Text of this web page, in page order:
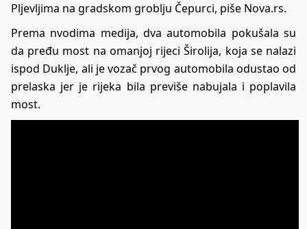
Pljevljima na gradskom groblju Čepurci, piše Nova.rs.
Prema nvodima medija, dva automobila pokušala su
da pređu most na omanjoj rijeci Širolija, koja se nalazi
ispod Duklje, ali je vozač prvog automobila odustao od
prelaska jer je rijeka bila previše nabujala i poplavila
most.